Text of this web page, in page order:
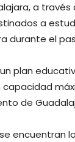
a
a
durante el
plan
de
encuentran